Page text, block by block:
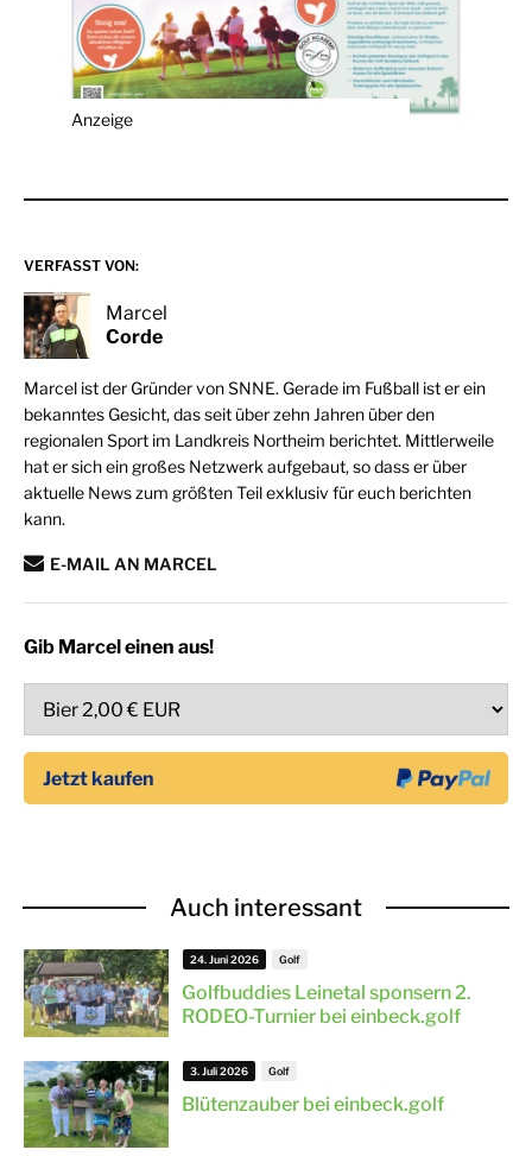
Anzeige
VERFASST VON:
Marcel
Corde
Marcel ist der Gründer von SNNE. Gerade im Fußball ist er ein
bekanntes Gesicht, das seit über zehn Jahren über den
regionalen Sport im Landkreis Northeim berichtet. Mittlerweile
hat er sich ein großes Netzwerk aufgebaut, so dass er über
aktuelle News zum größten Teil exklusiv für euch berichten
kann.
E-MAIL AN MARCEL
Gib Marcel einen aus!
Auch interessant
Golfbuddies Leinetal sponsern 2.
RODEO-Turnier bei einbeck.golf
24. Juni 2026 Golf
Blütenzauber bei einbeck.golf
3. Juli 2026 Golf